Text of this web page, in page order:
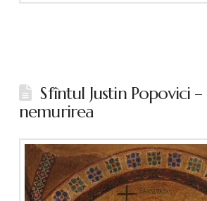
Sfîntul Justin Popovici
nemurirea